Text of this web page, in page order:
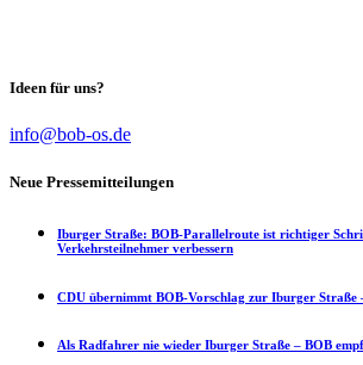
Ideen für uns?
info@bob-os.de
Neue Pressemitteilungen
Iburger Straße: BOB-Parallelroute ist richtiger
Verkehrsteilnehmer verbessern
CDU übernimmt BOB-Vorschlag zur Iburger Straße
Als Radfahrer nie wieder Iburger Straße – BOB